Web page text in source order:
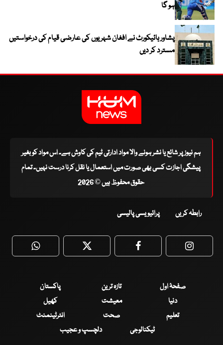
ہو گا
پشاور ہائیکورٹ نے افغان شہریوں کی عارضی قیام کی درخواستیں
مسترد کر دیں
ہم نیوز پر شائع یا نشر ہونے والا مواد ادارتی ٹیم کی کاوش ہے۔ اس مواد کو بغیر
پیشگی اجازت کسی بھی صورت میں استعمال یا نقل کرنا درست نہیں۔ تمام
حقوق محفوظ ہیں © 2026
رابطہ کریں پرائیویسی پالیسی
WhatsApp Twitter Facebook
صفحۂ اول تازہ ترین
پاکستان
دنیا
معیشت
کھیل
تعلیم
صحت
انٹرٹینمنٹ
ٹیکنالوجی
دلچسپ و عجیب